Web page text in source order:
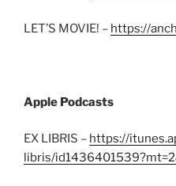
LET’S MOVIE! – https://
Apple Podcasts
EX LIBRIS – https://
libris/